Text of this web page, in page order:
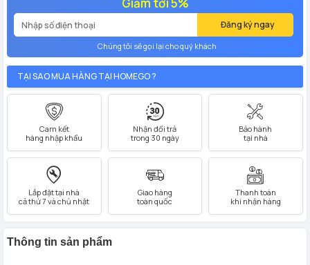
Giảm tới 5%
Đăng ký ngay
Chúng tôi sẽ gọi lại cho quý khách
TẠI SAO MUA HÀNG TẠI HOMEGO ?
Cam kết
hàng nhập khẩu
Nhận đổi trả
trong 30 ngày
Bảo hành
tại nhà
Lắp đặt tại nhà
cả thứ 7 và chủ nhật
Giao hàng
toàn quốc
Thanh toán
khi nhận hàng
Thông tin sản phẩm